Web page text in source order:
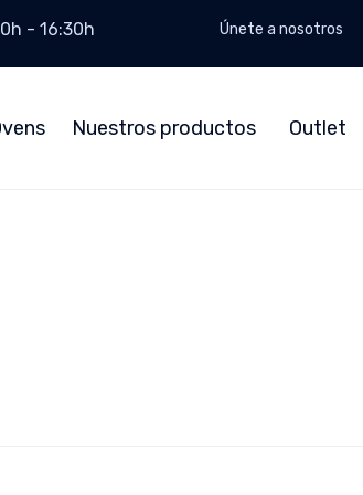
- 16:30h Únete a nosotros
Nuestros productos Outlet